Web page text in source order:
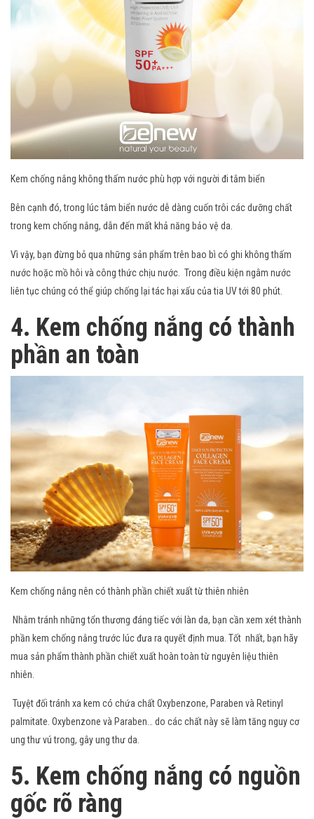
Kem chống nắng không thấm nước phù hợp với người đi tắm biển
Bên cạnh đó, trong lúc tắm biển nước dễ dàng cuốn trôi các dưỡng chất
trong kem chống nắng, dẫn đến mất khả năng bảo vệ da.
Vì vậy, bạn đừng bỏ qua những sản phẩm trên bao bì có ghi không thấm
nước hoặc mồ hôi và công thức chịu nước. Trong điều kiện ngâm nước
liên tục chúng có thể giúp chống lại tác hại xấu của tia UV tới 80 phút.
4. Kem chống nắng có thành
phần an toàn
Kem chống nắng nên có thành phần chiết xuất từ thiên nhiên
Nhằm tránh những tổn thương đáng tiếc với làn da, bạn cần xem xét thành
phần kem chống nắng trước lúc đưa ra quyết định mua. Tốt nhất, bạn hãy
mua sản phẩm thành phần chiết xuất hoàn toàn từ nguyên liệu thiên
nhiên.
Tuyệt đối tránh xa kem có chứa chất Oxybenzone, Paraben và Retinyl
palmitate. Oxybenzone và Paraben… do các chất này sẽ làm tăng nguy cơ
ung thư vú trong, gây ung thư da.
5. Kem chống nắng có nguồn
gốc rõ ràng